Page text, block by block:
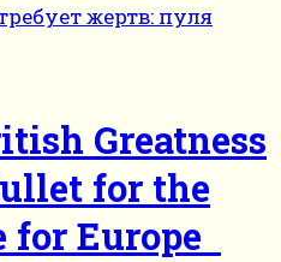
Greatness
for the
for Europe